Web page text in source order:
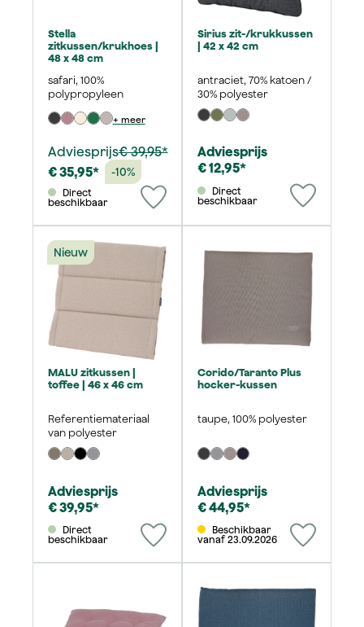
Stella
zitkussen/krukhoes |
48 x 48 cm
safari, 100%
polypropyleen
+ meer
Adviesprijs€ 39,95*
€ 35,95*
-10%
beschikbaar
Sirius zit-/krukkussen
| 42 x 42 cm
antraciet, 70% katoen /
30% polyester
Adviesprijs
€ 12,95*
beschikbaar
Nieuw
MALU zitkussen |
toffee | 46 x 46 cm
Referentiemateriaal
van polyester
Adviesprijs
€ 39,95*
beschikbaar
Corido/Taranto Plus
hocker-kussen
taupe, 100% polyester
Adviesprijs
€ 44,95*
vanaf 23.09.2026